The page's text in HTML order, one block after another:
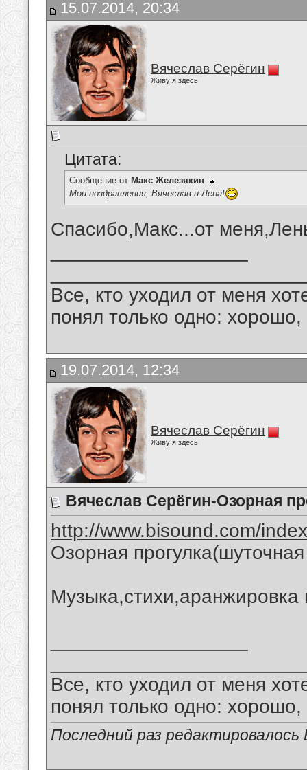
15.07.2014, 20:34
Вячеслав Серёгин
Живу я здесь
Цитата:
Сообщение от Макс Железякин
Мои поздравления, Вячеслав и Лена!
Спасибо,Макс...от
Все, кто уходил от меня
понял только одно:
19.07.2014, 12:34
Вячеслав Серёгин
Живу я здесь
Вячеслав Серёгин-Озорная
http://www.bisound.com/
Озорная
Все, кто уходил от меня
понял только одно:
Последний раз